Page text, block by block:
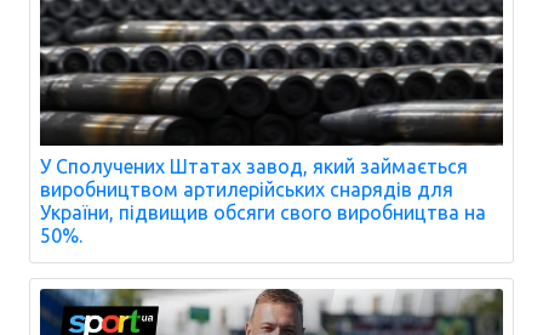
У Сполучених Штатах завод, який займається
виробництвом артилерійських снарядів для
України, підвищив обсяги свого виробництва на
50%.